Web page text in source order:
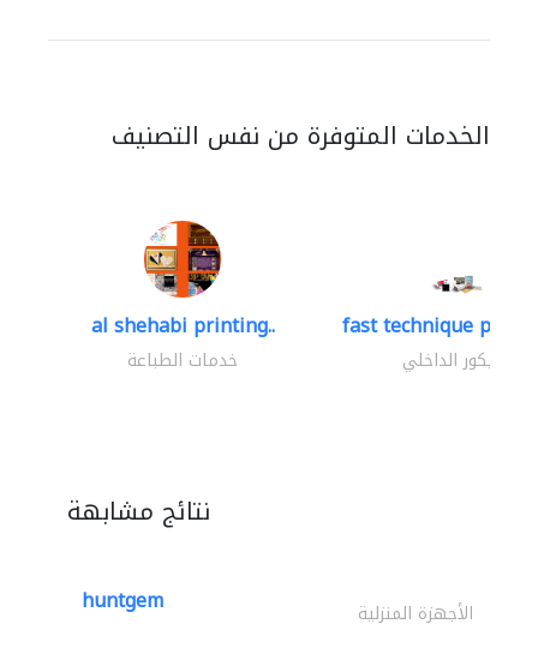
الخدمات المتوفرة من نفس التصنيف
al shehabi printing..
خدمات الطباعة
fast technique pre-
الديكور الداخلي
نتائج مشابهة
huntgem الأجهزة المنزلية